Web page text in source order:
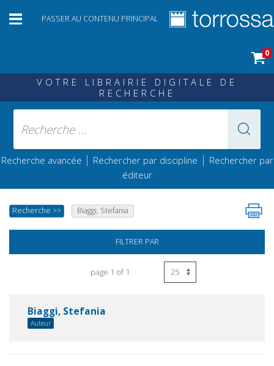
PASSER AU CONTENU PRINCIPAL
0
VOTRE LIBRAIRIE DIGITALE DE
RECHERCHE
Recherche avancée | Rechercher par discipline | Rechercher par
éditeur
Recherche >> Biaggi, Stefania
FILTRER PAR
page 1 of 1
Biaggi, Stefania
Auteur